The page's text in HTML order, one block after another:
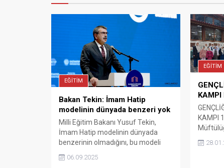
EĞİTİM
Bakan Tekin: İmam Hatip
modelinin dünyada benzeri yok
Milli Eğitim Bakanı Yusuf Tekin,
İmam Hatip modelinin dünyada
benzerinin olmadığını, bu modeli
eğitimleri, yani hem pozitif hem dini
06.09.2025
EĞİTİM
KAMPI
KAMPI
İşleri